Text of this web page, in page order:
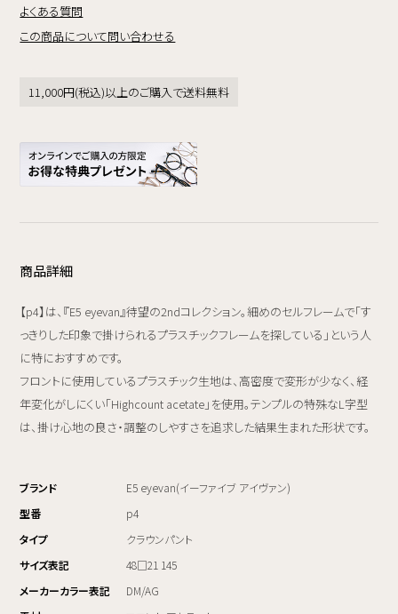
よくある質問
この商品について問い合わせる
11,000円(税込)以上のご購入で送料無料
商品詳細
【p4】は、『E5 eyevan』待望の2ndコレクション。細めのセルフレームで「す
っきりした印象で掛けられるプラスチックフレームを探している」という人
に特におすすめです。
フロントに使用しているプラスチック生地は、高密度で変形が少なく、経
年変化がしにくい「Highcount acetate」を使用。テンプルの特殊なL字型
は、掛け心地の良さ・調整のしやすさを追求した結果生まれた形状です。
ブランド
E5 eyevan(イーファイブ アイヴァン)
型番
p4
タイプ
クラウンパント
サイズ表記
48□21 145
メーカーカラー表記
DM/AG